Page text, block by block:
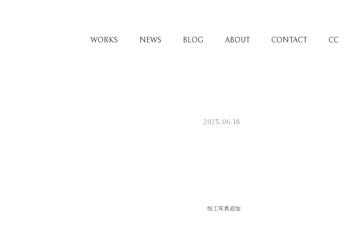
WORKS NEWS BLOG ABOUT CONTACT CC
2025.06.18
竣工写真追加